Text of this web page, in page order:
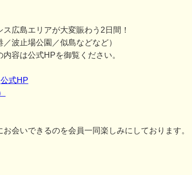
広島エリアが大変賑わう2日間！
／波止場公園／似島などなど）
容は公式HPを御覧ください。
公式HP
会いできるのを会員一同楽しみにしております。